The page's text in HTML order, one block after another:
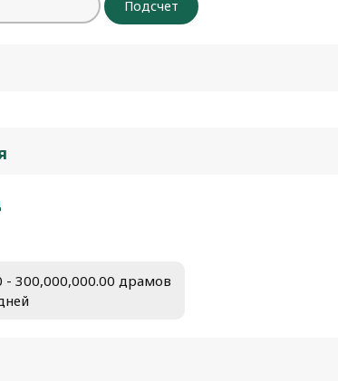
- 300,000,000.00 драмов